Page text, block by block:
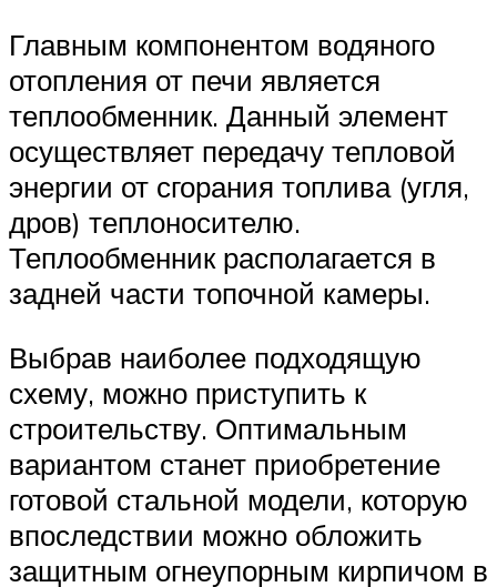
Главным компонентом водяного
отопления от печи является
теплообменник. Данный элемент
осуществляет передачу тепловой
энергии от сгорания топлива (угля,
дров) теплоносителю.
Теплообменник располагается в
задней части топочной камеры.
Выбрав наиболее подходящую
схему, можно приступить к
строительству. Оптимальным
вариантом станет приобретение
готовой стальной модели, которую
впоследствии можно обложить
защитным огнеупорным кирпичом в